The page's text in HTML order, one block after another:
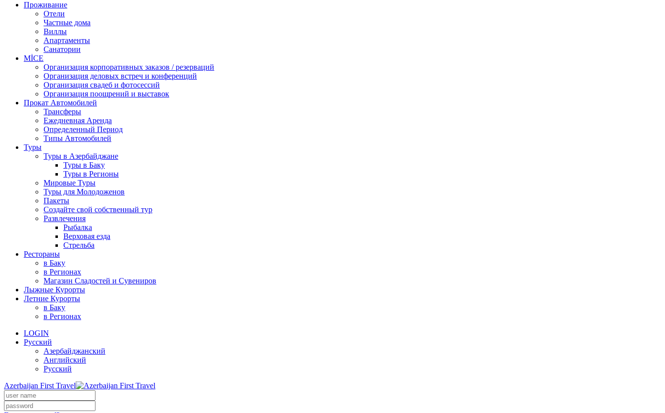
Проживание
Отели
Частные дома
Виллы
Апартаменты
Санатории
MİCE
Организация корпоративных заказов / резерваций
Организация деловых встреч и конференций
Организация свадеб и фотосессий
Организация поощрений и выставок
Прокат Автомобилей
Трансферы
Ежедневная Аренда
Определенный Период
Типы Автомобилей
Туры
Туры в Азербайджане
Туры в Баку
Туры в Регионы
Мировые Туры
Туры для Молодоженов
Пакеты
Создайте свой собственный тур
Развлечения
Рыбалка
Верховая езда
Стрельба
Рестораны
в Баку
в Регионах
Магазин Сладостей и Сувениров
Лыжные Курорты
Летние Курорты
в Баку
в Регионах
LOGIN
Русский
Азербайджанский
Английский
Русский
Azerbaijan First Travel